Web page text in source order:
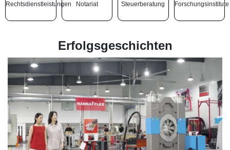
Rechtsdienstleistungen Notariat Steuerberatung Forschungsinstitute
Erfolgsgeschichten